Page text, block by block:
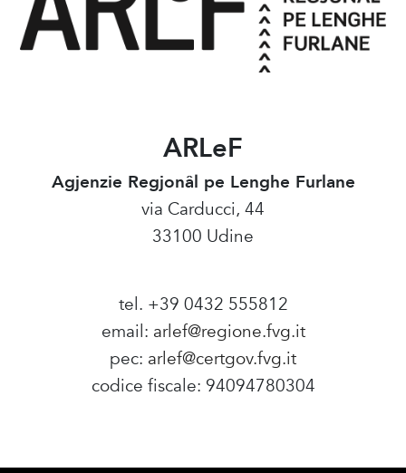
ARLeF
Agjenzie Regjonâl pe Lenghe Furlane
via Carducci, 44
33100 Udine
tel. +39 0432 555812
email: arlef@regione.fvg.it
pec: arlef@certgov.fvg.it
codice fiscale: 94094780304